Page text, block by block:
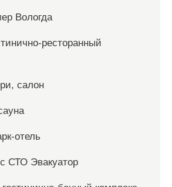
Вологда
ресторанный
салон
отель
СТО Эвакуатор